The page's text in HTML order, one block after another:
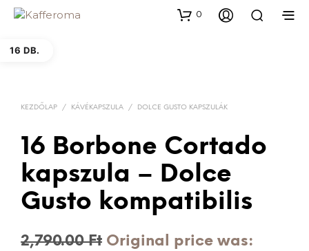
0
16 DB.
KEZDŐLAP / KÁVÉKAPSZULA / DOLCE GUSTO KAPSZULÁK
16 Borbone Cortado
kapszula – Dolce
Gusto kompatibilis
2,790.00Ft Original price was: